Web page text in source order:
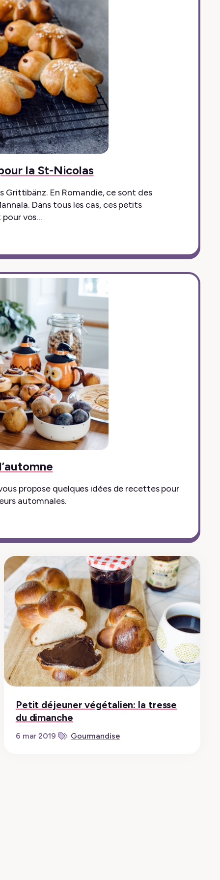
la St-Nicolas
Grittibänz. En Romandie, ce sont des
Dans tous les cas, ces petits
pour vos…
propose quelques idées de recettes pour
automnales.
Petit déjeuner végétalien: la tresse
du dimanche
6 mar 2019 Gourmandise